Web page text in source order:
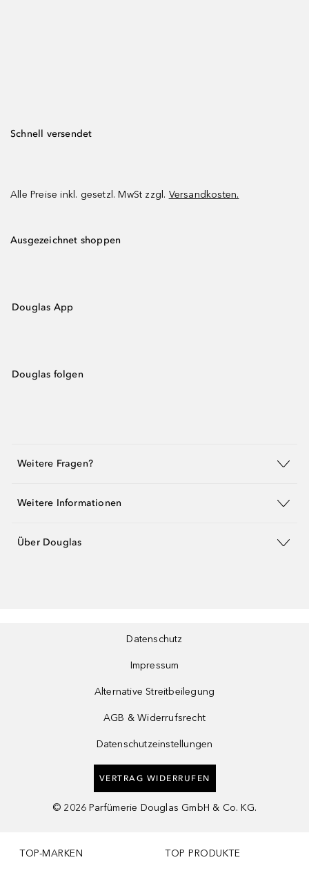
Schnell versendet
Alle Preise inkl. gesetzl. MwSt zzgl. Versandkosten.
Ausgezeichnet shoppen
Douglas App
Douglas folgen
Weitere Fragen?
Weitere Informationen
Über Douglas
Datenschutz
Impressum
Alternative Streitbeilegung
AGB & Widerrufsrecht
Datenschutzeinstellungen
VERTRAG WIDERRUFEN
© 2026 Parfümerie Douglas GmbH & Co. KG.
TOP-MARKEN TOP PRODUKTE